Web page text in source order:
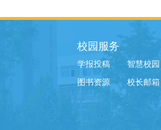
校园服务
学报投稿 智慧校园
图书资源 校长邮箱